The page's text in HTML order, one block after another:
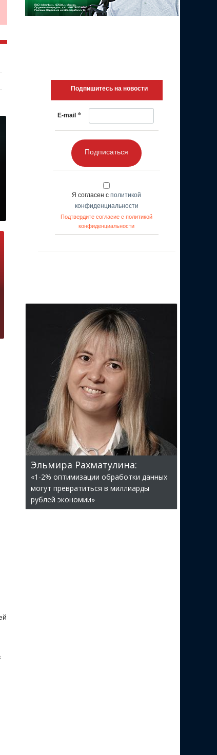
Подпишитесь на новости
E-mail *
Подписаться
Я согласен с политикой
конфиденциальности
Подтвердите согласие с политикой
конфиденциальности
Эльмира Рахматулина:
«1-2% оптимизации обработки данных
могут превратиться в миллиарды
рублей экономии»